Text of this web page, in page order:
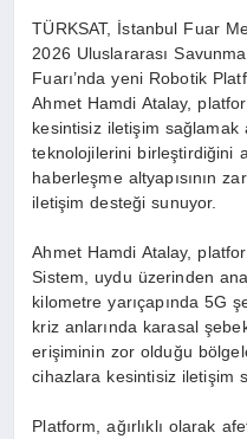
TÜRKSAT, İstanbul Fuar
2026 Uluslararası
Fuarı’nda yeni Robotik
Ahmet Hamdi Atalay,
kesintisiz iletişim sağlamak
teknolojilerini birleştirdiğini
haberleşme altyapısının
iletişim desteği sunuyor.
Ahmet Hamdi Atalay,
Sistem, uydu üzerinden
kilometre yarıçapında 5G
kriz anlarında karasal
erişiminin zor olduğu
cihazlara kesintisiz iletişim
Platform, ağırlıklı olarak